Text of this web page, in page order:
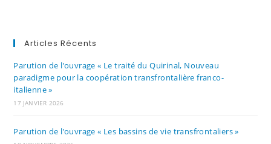
Articles Récents
Parution de l’ouvrage « Le traité du Quirinal, Nouveau
paradigme pour la coopération transfrontalière franco-
italienne »
17 JANVIER 2026
Parution de l’ouvrage « Les bassins de vie transfrontaliers »